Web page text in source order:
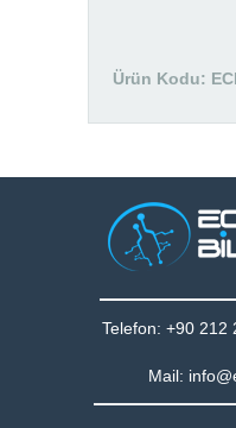
Ürün Kodu:
Telefon: +90 212
Mail: